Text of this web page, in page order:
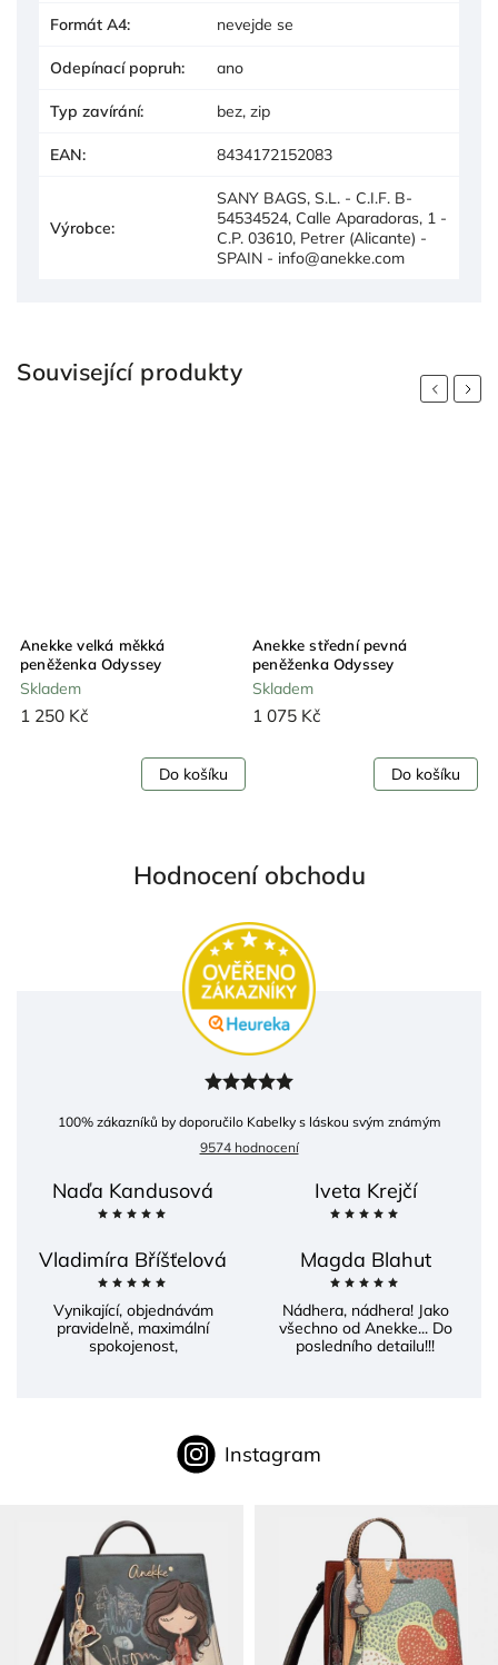
Formát A4: nevejde se
Odepínací popruh: ano
Typ zavírání: bez, zip
EAN: 8434172152083
Výrobce:
SANY BAGS, S.L. - C.I.F. B-
54534524, Calle Aparadoras, 1 -
C.P. 03610, Petrer (Alicante) -
SPAIN - info@anekke.com
Související produkty
Previous
Anekke velká měkká
peněženka Odyssey
Skladem
1 250 Kč
Do košíku
Anekke střední pevná
peněženka Odyssey
Skladem
1 075 Kč
Do košíku
Next
Hodnocení obchodu
100% zákazníků by doporučilo Kabelky s láskou svým známým
9574 hodnocení
Naďa Kandusová Iveta Krejčí
Vladimíra Bříšťelová
Vynikající, objednávám
pravidelně, maximální
spokojenost,
Magda Blahut
Nádhera, nádhera! Jako
všechno od Anekke... Do
posledního detailu!!!
Instagram